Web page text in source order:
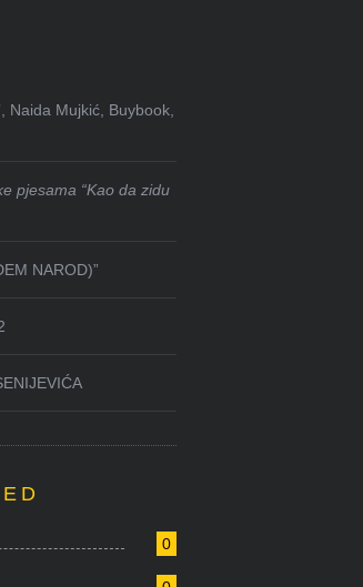
Naida Mujkić, Buybook,
pjesama “Kao da zidu
NAROD)”
0